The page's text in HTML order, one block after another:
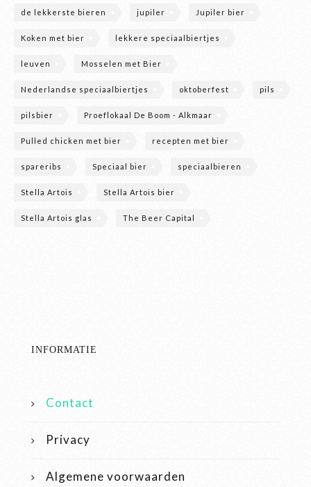
de lekkerste bieren jupiler Jupiler bier
Koken met bier lekkere speciaalbiertjes
leuven Mosselen met Bier
Nederlandse speciaalbiertjes oktoberfest pils
pilsbier Proeflokaal De Boom - Alkmaar
Pulled chicken met bier recepten met bier
spareribs Speciaal bier speciaalbieren
Stella Artois Stella Artois bier
Stella Artois glas The Beer Capital
INFORMATIE
Contact
Privacy
Algemene voorwaarden